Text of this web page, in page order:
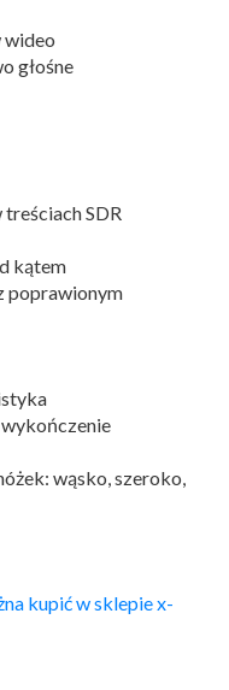
głośne
SDR
kątem
poprawionym
wąsko, szeroko,
kupić w sklepie x-